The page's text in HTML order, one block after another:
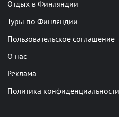
Отдых в Финляндии
Туры по Финляндии
Пользовательское соглашение
О нас
Реклама
Политика конфиденциальности